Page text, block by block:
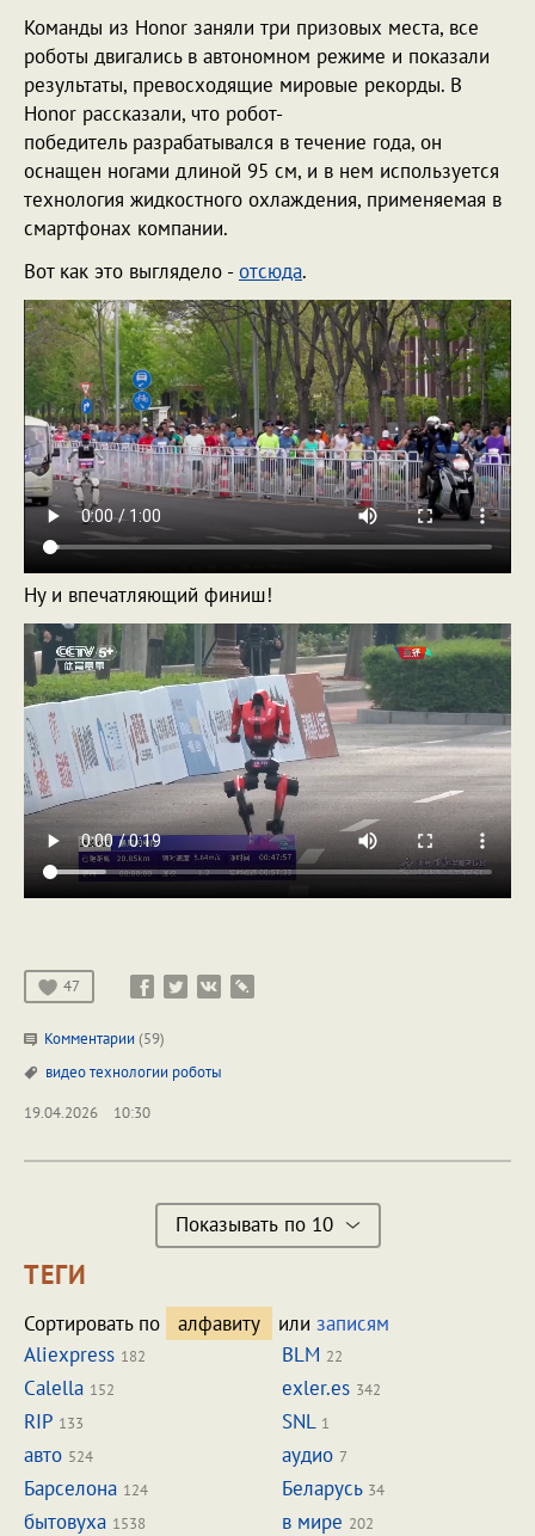
Команды из Honor заняли три призовых места, все
роботы двигались в автономном режиме и показали
результаты, превосходящие мировые рекорды. В
Honor рассказали, что робот-
победитель разрабатывался в течение года, он
оснащен ногами длиной 95 см, и в нем используется
технология жидкостного охлаждения, применяемая в
смартфонах компании.
Вот как это выглядело -отсюда.
Ну и впечатляющий финиш!
47
Комментарии (59)
видеотехнологии роботы
19.04.2026
10:30
Показывать по 10
ТЕГИ
Сортировать по алфавиту или записям
Aliexpress 182 BLM 22
Calella 152 exler.es 342
RIP 133 SNL 1
авто 524 аудио 7
Барселона 124 Беларусь 34
бытовуха 1538 в мире 202